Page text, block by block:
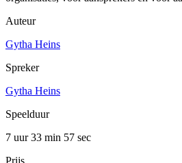
Auteur
Gytha Heins
Spreker
Gytha Heins
Speelduur
7 uur 33 min 57 sec
Prijs